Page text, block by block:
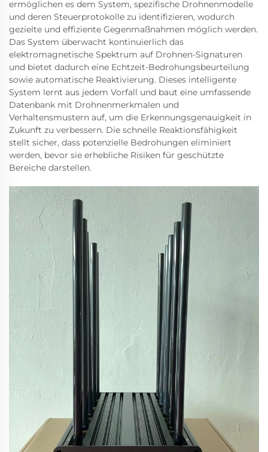
ermöglichen es dem System, spezifische Drohnenmodelle
und deren Steuerprotokolle zu identifizieren, wodurch
gezielte und effiziente Gegenmaßnahmen möglich werden.
Das System überwacht kontinuierlich das
elektromagnetische Spektrum auf Drohnen-Signaturen
und bietet dadurch eine Echtzeit-Bedrohungsbeurteilung
sowie automatische Reaktivierung. Dieses intelligente
System lernt aus jedem Vorfall und baut eine umfassende
Datenbank mit Drohnenmerkmalen und
Verhaltensmustern auf, um die Erkennungsgenauigkeit in
Zukunft zu verbessern. Die schnelle Reaktionsfähigkeit
stellt sicher, dass potenzielle Bedrohungen eliminiert
werden, bevor sie erhebliche Risiken für geschützte
Bereiche darstellen.